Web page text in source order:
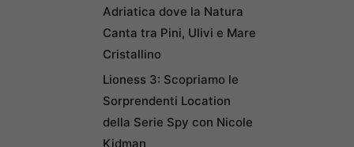
Adriatica dove la Natura
Canta tra Pini, Ulivi e Mare
Cristallino
Lioness 3: Scopriamo le
Sorprendenti Location
della Serie Spy con Nicole
Kidman